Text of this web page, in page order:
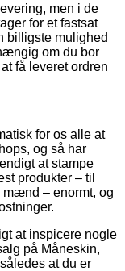
men i de
for et fastsat
billigste mulighed
om du bor
få leveret ordren
for os alle at
og så har
at stampe
produkter – til
mænd – enormt, og
at inspicere nogle
på Måneskin,
at du er